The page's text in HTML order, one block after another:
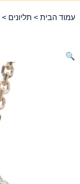
עמוד הבית > תליונים >
🔍